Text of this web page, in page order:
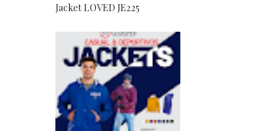
Jacket LOVED JE225